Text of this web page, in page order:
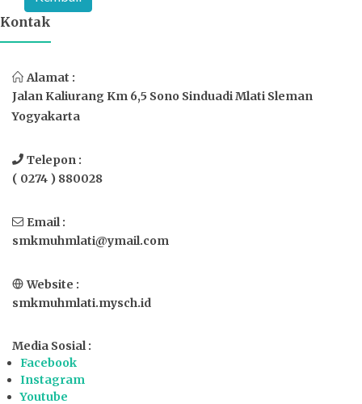
Kontak
Alamat :
Jalan Kaliurang Km 6,5 Sono Sinduadi Mlati Sleman
Yogyakarta
Telepon :
( 0274 ) 880028
Email :
smkmuhmlati@ymail.com
Website :
smkmuhmlati.mysch.id
Media Sosial :
Facebook
Instagram
Youtube